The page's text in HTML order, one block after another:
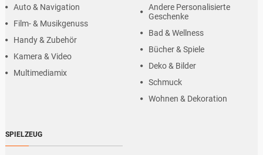
Auto & Navigation
Film- & Musikgenuss
Handy & Zubehör
Kamera & Video
Multimediamix
Andere Personalisierte
Geschenke
Bad & Wellness
Bücher & Spiele
Deko & Bilder
Schmuck
Wohnen & Dekoration
SPIELZEUG